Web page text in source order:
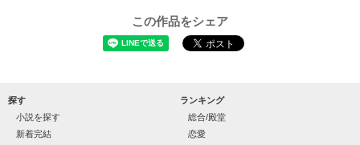
「……手枷」
許せない許せない許せない許せない許せない許せない許せない
許せない許せない許せない許せない許せない許せない許せない
許せない許せない許せない許せない許せない許せない許せない
許せない許せない許せない許せない許せない許せない許せない
許せない許せない許せない許せない許せない許せない許せない
許せない許せない許せない許せない許せない許せない許せない
許せない許せない許せない許せない許せない許せない許せない
許せない許せない許せない許せない許せない許せない許せない
許せない許せない許せない
私を監禁した罪で服役していた元カレが釈放された
この作品をシェア
探す
小説を探す
新着完結
ランキング
総合/殿堂
恋愛